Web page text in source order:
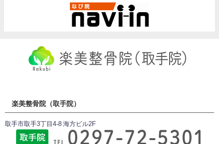
楽美整骨院（取手院）
取手市取手3丁目4-8 海方ビル2F